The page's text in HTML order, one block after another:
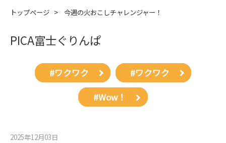
トップページ > 今週の火おこしチャレンジャー！
PICA富士ぐりんぱ
#ワクワク #ワクワク
#Wow！
2025年12月03⽇